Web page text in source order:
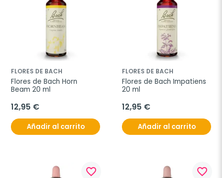
FLORES DE BACH
Flores de Bach Horn
Beam 20 ml
12,95 €
Añadir al carrito
FLORES DE BACH
Flores de Bach Impatiens
20 ml
12,95 €
Añadir al carrito
favorite_border favorite_border